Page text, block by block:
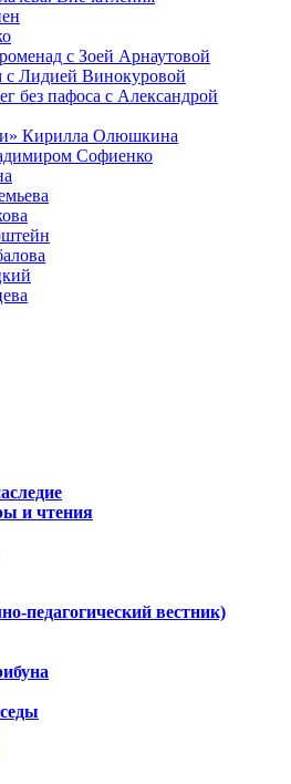
с Зоей Арнаутовой
с Лидией Винокуровой
без пафоса с Александрой
Кирилла Олюшкина
Софиенко
и чтения
педагогический вестник)